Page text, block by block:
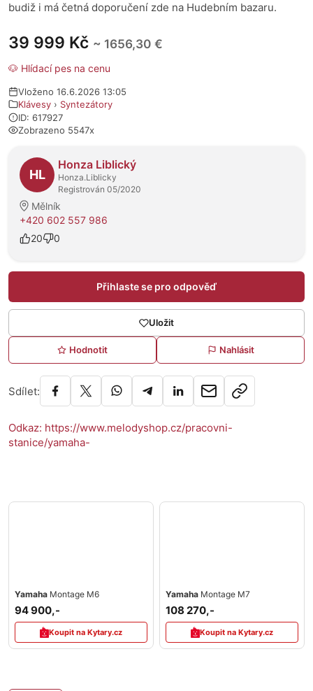
39 999 Kč ~ 1656,30 €
🐶 Hlídací pes na cenu
Vloženo 16.6.2026 13:05
Klávesy › Syntezátory
ID: 617927
Zobrazeno 5547x
O prodejci
HL
Honza Liblický
Honza.Liblicky
Registrován 05/2020
Mělník
+420 602 557 986
20
0
Přihlaste se pro odpověď
Uložit
Hodnotit Nahlásit
Sdílet:
budiž i má četná doporučení zde na Hudebním bazaru.
Odkaz: https://www.melodyshop.cz/pracovni-
stanice/yamaha-
Yamaha Montage M6
94 900,-
Koupit na Kytary.cz
Yamaha Montage M7
108 270,-
Koupit na Kytary.cz